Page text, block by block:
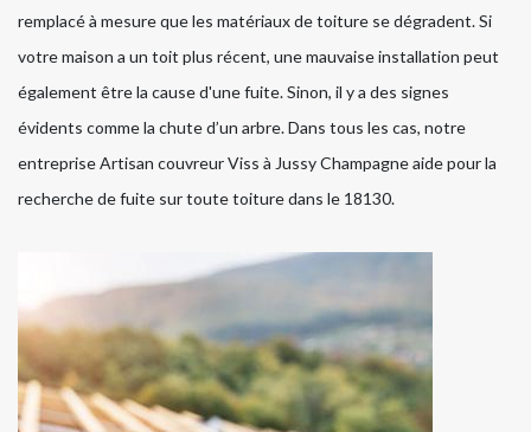
remplacé à mesure que les matériaux de toiture se dégradent. Si
votre maison a un toit plus récent, une mauvaise installation peut
également être la cause d'une fuite. Sinon, il y a des signes
évidents comme la chute d’un arbre. Dans tous les cas, notre
entreprise Artisan couvreur Viss à Jussy Champagne aide pour la
recherche de fuite sur toute toiture dans le 18130.